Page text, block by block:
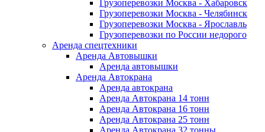
Грузоперевозки Москва - Хабаровск
Грузоперевозки Москва - Челябинск
Грузоперевозки Москва - Ярославль
Грузоперевозки по России недорого
Аренда спецтехники
Аренда Автовышки
Аренда автовышки
Аренда Автокрана
Аренда автокрана
Аренда Автокрана 14 тонн
Аренда Автокрана 16 тонн
Аренда Автокрана 25 тонн
Аренда Автокрана 32 тонны